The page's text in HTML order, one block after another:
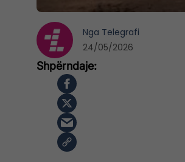
Nga Telegrafi
24/05/2026